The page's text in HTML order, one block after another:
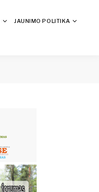
JAUNIMO POLITIKA